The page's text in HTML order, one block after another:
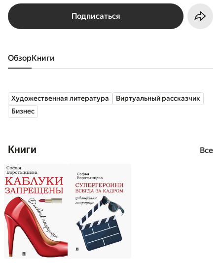
Подписаться
Обзор книги
Художественная литература
Виртуальный рассказчик
Бизнес
Книги Все